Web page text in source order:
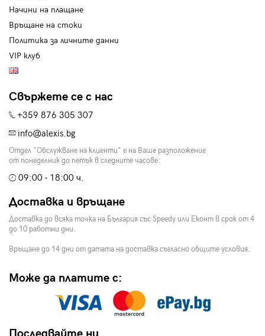
Начини на плащане
Връщане на стоки
Политика за личните данни
VIP клуб
Свържете се с нас
+359 876 305 307
info@alexis.bg
Отдел "Обслужване на клиенти" е на Ваше разположение
от понеделник до петък в следните часове:
09:00 - 18:00 ч.
Доставка и връщане
Доставка до всяка точка на България със Speedy или Еконт в срок от 4
до 10 работни дни.
Връщане до 14 дни от датата на доставка съгласно общите условия.
Може да платите с: